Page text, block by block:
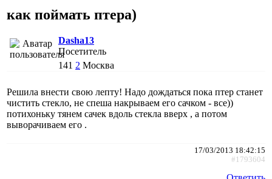
как поймать птера)
Dasha13
Посетитель
141 2 Москва
Решила внести свою лепту! Надо дождаться пока птер станет
чистить стекло, не спеша накрываем его сачком - все))
потихоньку тянем сачек вдоль стекла вверх , а потом
выворачиваем его .
17/03/2013 18:42:15
#1793604